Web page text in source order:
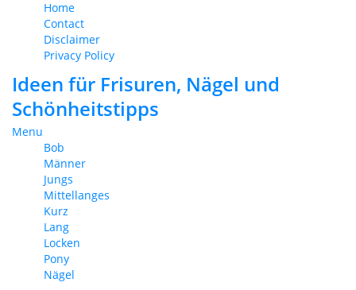
Home
Contact
Disclaimer
Privacy Policy
Ideen für Frisuren, Nägel und
Schönheitstipps
Menu
Bob
Männer
Jungs
Mittellanges
Kurz
Lang
Locken
Pony
Nägel